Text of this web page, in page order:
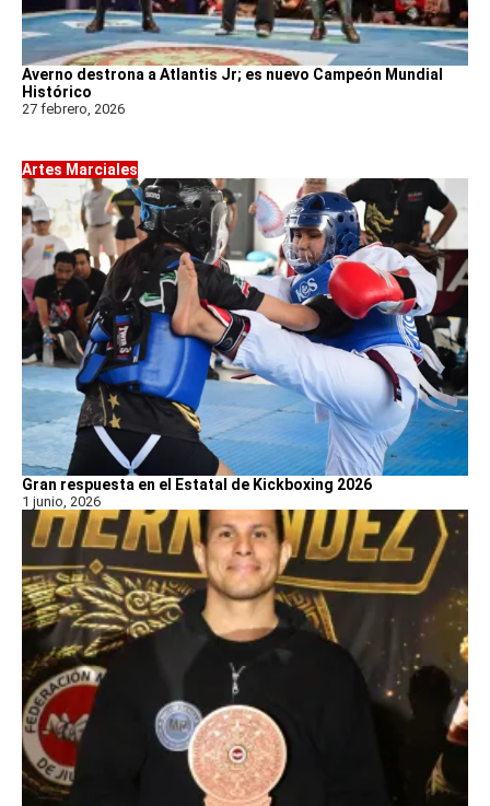
Averno destrona a Atlantis Jr; es nuevo Campeón Mundial
Histórico
27 febrero, 2026
Artes Marciales
Gran respuesta en el Estatal de Kickboxing 2026
1 junio, 2026